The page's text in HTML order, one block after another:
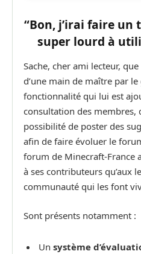
“Bon, j’irai faire un
super lourd à
Sache, cher ami lecteur,
d’une main de maître par
fonctionnalité qui lui est
consultation des membres,
possibilité de poster des
afin de faire évoluer le
forum de Minecraft-France
à ses contributeurs qu’aux
communauté qui les font
Sont présents notamment :
Un système